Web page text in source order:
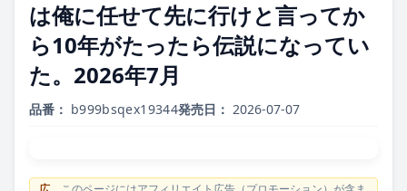
は俺に任せて先に行けと言ってか
ら10年がたったら伝説になってい
た。2026年7月
品番： b999bsqex19344発売日： 2026-07-07